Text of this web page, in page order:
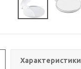
Характеристики